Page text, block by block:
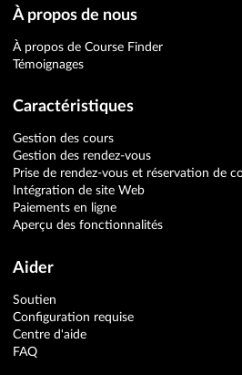
À propos de nous
À propos de Course Finder
Témoignages
Caractéristiques
Gestion des cours
Gestion des rendez-vous
Prise de rendez-vous et réservation de
Intégration de site Web
Paiements en ligne
Aperçu des fonctionnalités
Aider
Soutien
Configuration requise
Centre d'aide
FAQ